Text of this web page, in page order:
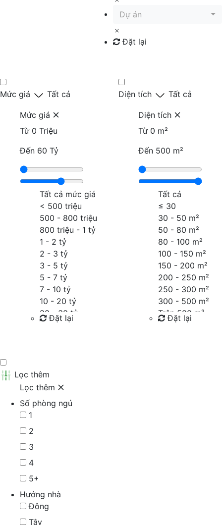
Dự án
Đặt lại
Mức giá Tất cả
Mức giá
Từ 0 Triệu
Đến 60 Tỷ
Tất cả mức giá
< 500 triệu
500 - 800 triệu
800 triệu - 1 tỷ
1 - 2 tỷ
2 - 3 tỷ
3 - 5 tỷ
5 - 7 tỷ
7 - 10 tỷ
10 - 20 tỷ
20 - 30 tỷ
30 - 40 tỷ
Đặt lại
Diện tích Tất cả
Diện tích
Từ 0 m²
Đến 500 m²
Tất cả
≤ 30
30 - 50 m²
50 - 80 m²
80 - 100 m²
100 - 150 m²
150 - 200 m²
200 - 250 m²
250 - 300 m²
300 - 500 m²
Trên 500 m²
Đặt lại
Lọc thêm
Lọc thêm
Số phòng ngủ
1
2
3
4
5+
Hướng nhà
Đông
Tây